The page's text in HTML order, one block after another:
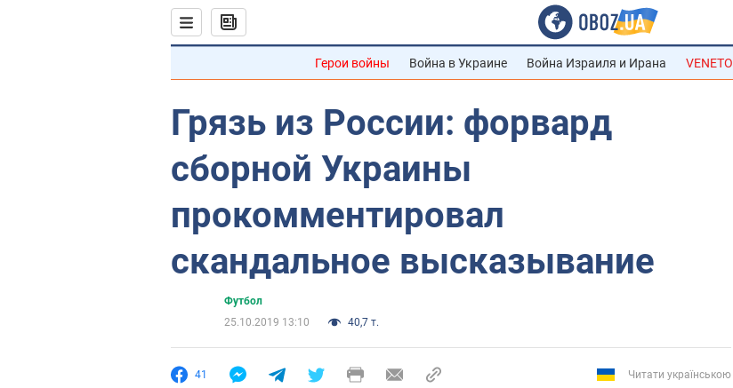
Герои войны Война в Украине Война Израиля и Ирана VENETO
Грязь из России: форвард
сборной Украины
прокомментировал
скандальное высказывание
Футбол
25.10.2019 13:10
40,7 т.
41 Читати українською